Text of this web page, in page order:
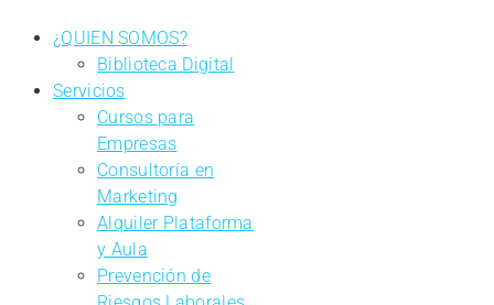
¿QUIEN SOMOS?
Biblioteca Digital
Servicios
Cursos para
Empresas
Consultoría en
Marketing
Alquiler Plataforma
y Aula
Prevención de